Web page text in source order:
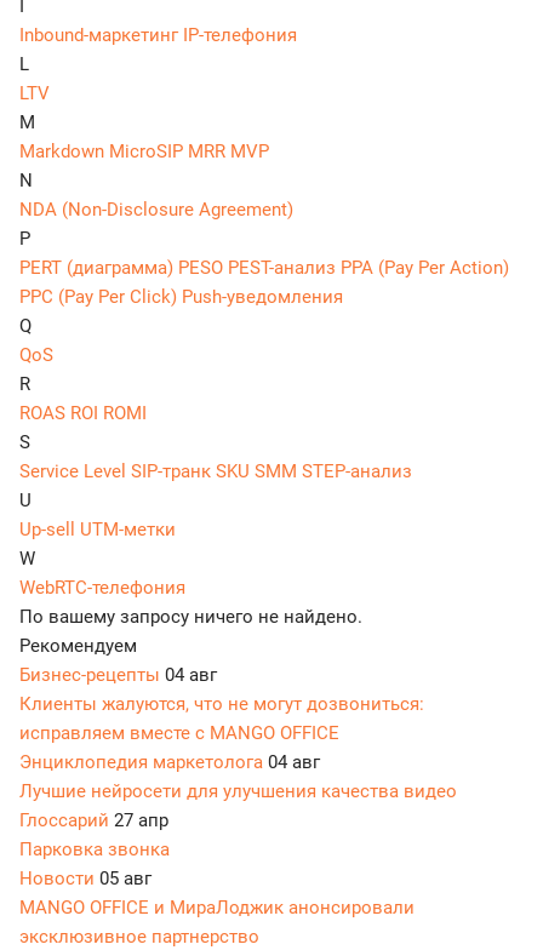
Inbound-маркетинг IP-телефония
L
LTV
M
Markdown MicroSIP MRR MVP
N
NDA (Non-Disclosure Agreement)
P
PERT (диаграмма) PESO PEST-анализ PPA (Pay Per Action)
PPC (Pay Per Click) Push-уведомления
Q
QoS
R
ROAS ROI ROMI
S
Service Level SIP-транк SKU SMM STEP-анализ
U
Up-sell UTM-метки
W
WebRTC-телефония
По вашему запросу ничего не найдено.
Рекомендуем
Бизнес-рецепты 04 авг
Клиенты жалуются, что не могут дозвониться:
исправляем вместе с MANGO OFFICE
Энциклопедия маркетолога 04 авг
Лучшие нейросети для улучшения качества видео
Глоссарий 27 апр
Парковка звонка
Новости 05 авг
MANGO OFFICE и МираЛоджик анонсировали
эксклюзивное партнерство